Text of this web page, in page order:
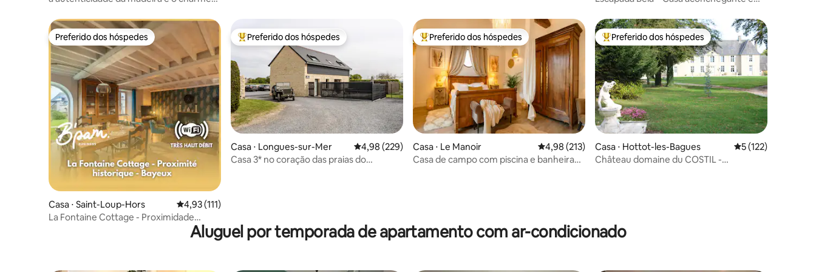
Preferido dos hóspedes
Preferido dos hóspedes
Casa ⋅ Saint-Loup-Hors 4,93 de uma avaliação média de 5, 111 avaliações
4,93 (111)
La Fontaine Cottage - Proximidade
Entre os melhores preferidos dos hóspedes
Preferido dos hóspedes
Casa ⋅ Longues-sur-Mer 4,98 de uma avaliação média de 5, 229 avaliações
4,98 (229)
Casa 3* no coração das praias do
Entre os melhores preferidos dos hóspedes
Preferido dos hóspedes
Casa ⋅ Le Manoir 4,98 de uma avaliação média de 5, 213 avaliações
4,98 (213)
Casa de campo com piscina e banheira
Entre os melhores preferidos dos hóspedes
Preferido dos hóspedes
Casa ⋅ Hottot-les-Bagues 5 de uma avaliação
5 (122)
Château domaine du COSTIL -
Aluguel por temporada de apartamento com ar-condicionado